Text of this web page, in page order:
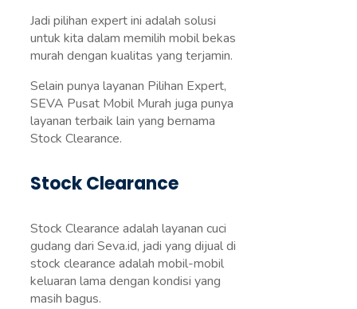
Jadi pilihan expert ini adalah solusi
untuk kita dalam memilih mobil bekas
murah dengan kualitas yang terjamin.
Selain punya layanan Pilihan Expert,
SEVA Pusat Mobil Murah juga punya
layanan terbaik lain yang bernama
Stock Clearance.
Stock Clearance
Stock Clearance adalah layanan cuci
gudang dari Seva.id, jadi yang dijual di
stock clearance adalah mobil-mobil
keluaran lama dengan kondisi yang
masih bagus.